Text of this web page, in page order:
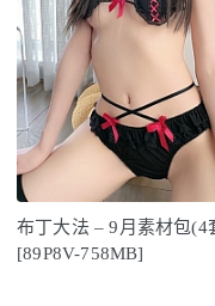
布丁大法 – 9月素材包(4
[89P8V-758MB]